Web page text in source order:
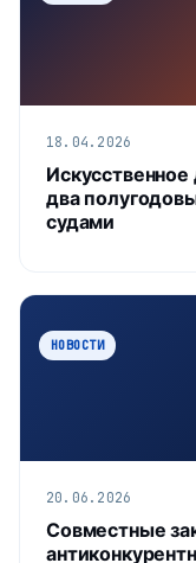
18.04.2026
два
судами
НОВОСТИ
20.06.2026
Совместные